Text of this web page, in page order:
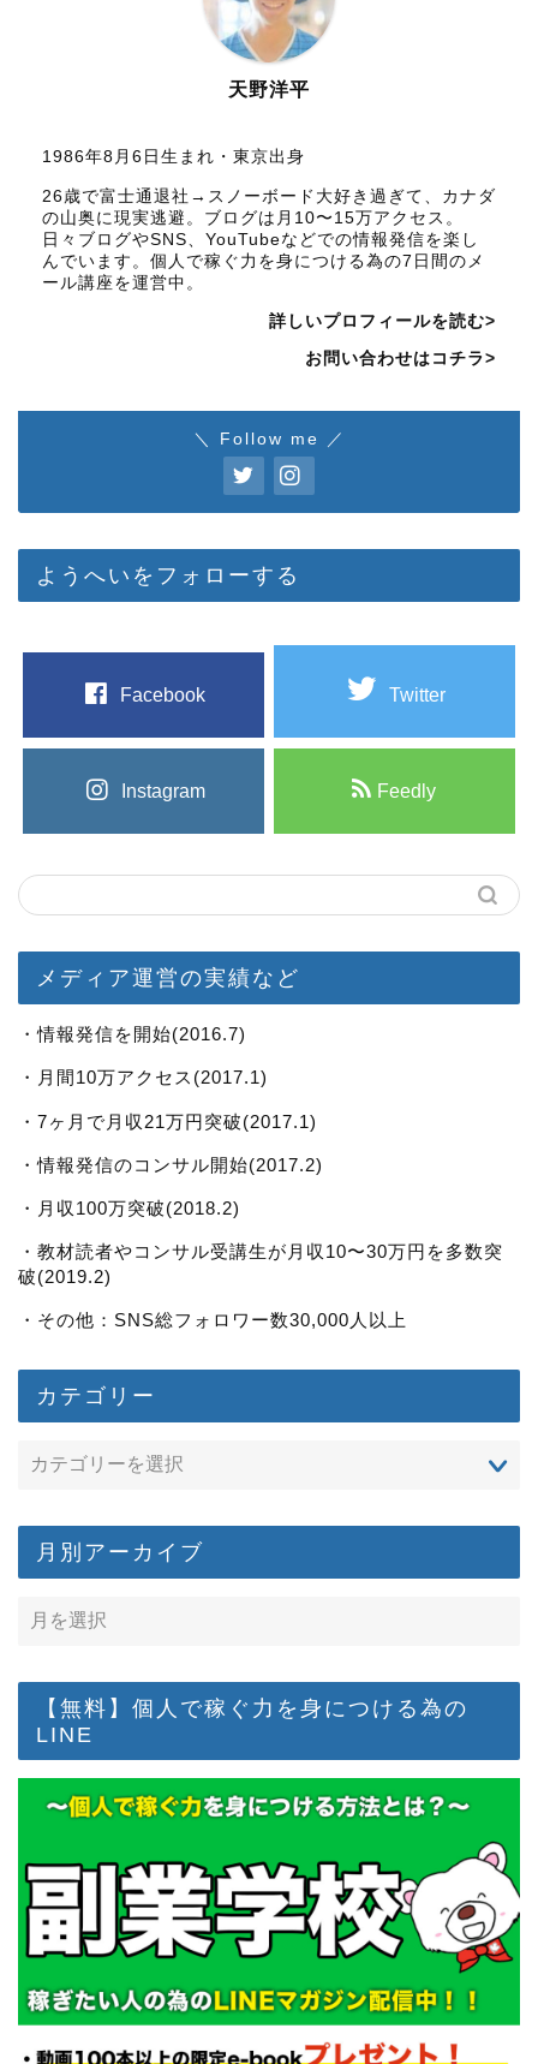
天野洋平
1986年8月6日生まれ・東京出身
26歳で富士通退社→スノーボード大好き過ぎて、カナダ
の山奥に現実逃避。ブログは月10〜15万アクセス。
日々ブログやSNS、YouTubeなどでの情報発信を楽し
んでいます。個人で稼ぐ力を身につける為の7日間のメ
ール講座を運営中。
詳しいプロフィールを読む>
お問い合わせはコチラ>
＼ Follow me ／
ようへいをフォローする
Facebook Twitter
Instagram Feedly
メディア運営の実績など
・情報発信を開始(2016.7)
・月間10万アクセス(2017.1)
・7ヶ月で月収21万円突破(2017.1)
・情報発信のコンサル開始(2017.2)
・月収100万突破(2018.2)
・教材読者やコンサル受講生が月収10〜30万円を多数突
破(2019.2)
・その他：SNS総フォロワー数30,000人以上
カテゴリー
月別アーカイブ
【無料】個人で稼ぐ力を身につける為の
LINE